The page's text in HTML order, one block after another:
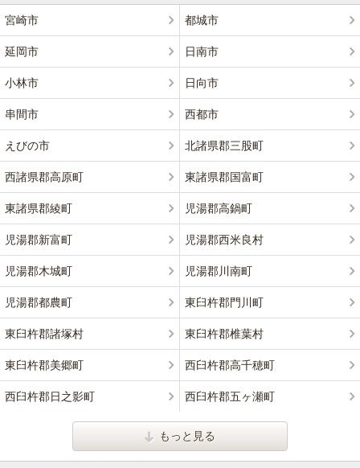
宮崎市 都城市
延岡市 日南市
小林市 日向市
串間市 西都市
えびの市 北諸県郡三股町
西諸県郡高原町 東諸県郡国富町
東諸県郡綾町 児湯郡高鍋町
児湯郡新富町 児湯郡西米良村
児湯郡木城町 児湯郡川南町
児湯郡都農町 東臼杵郡門川町
東臼杵郡諸塚村 東臼杵郡椎葉村
東臼杵郡美郷町 西臼杵郡高千穂町
西臼杵郡日之影町 西臼杵郡五ヶ瀬町
もっと見る